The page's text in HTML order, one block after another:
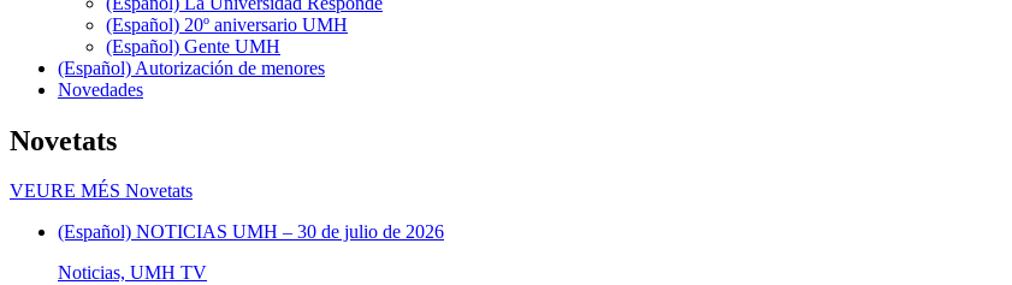
(Español) 20º aniversario UMH
(Español) Gente UMH
(Español) Autorización de menores
Novedades
Novetats
VEURE MÉS Novetats
(Español) NOTICIAS UMH – 30 de julio de 2026
Noticias, UMH TV